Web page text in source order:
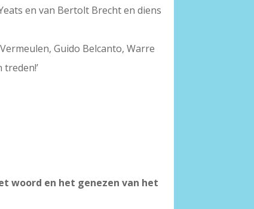
en van Bertolt Brecht en diens
Guido Belcanto, Warre
woord en het genezen van het